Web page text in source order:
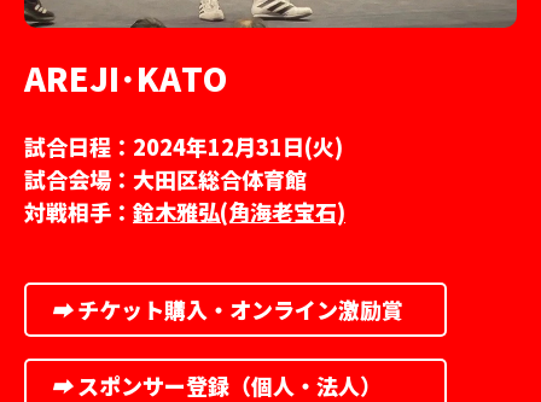
AREJI･KATO
試合日程：2024年12月31日(火)
試合会場：大田区総合体育館
対戦相手： 鈴木雅弘(角海老宝石)
➡︎チケット購入・オンライン激励賞
➡︎スポンサー登録（個人・法人）